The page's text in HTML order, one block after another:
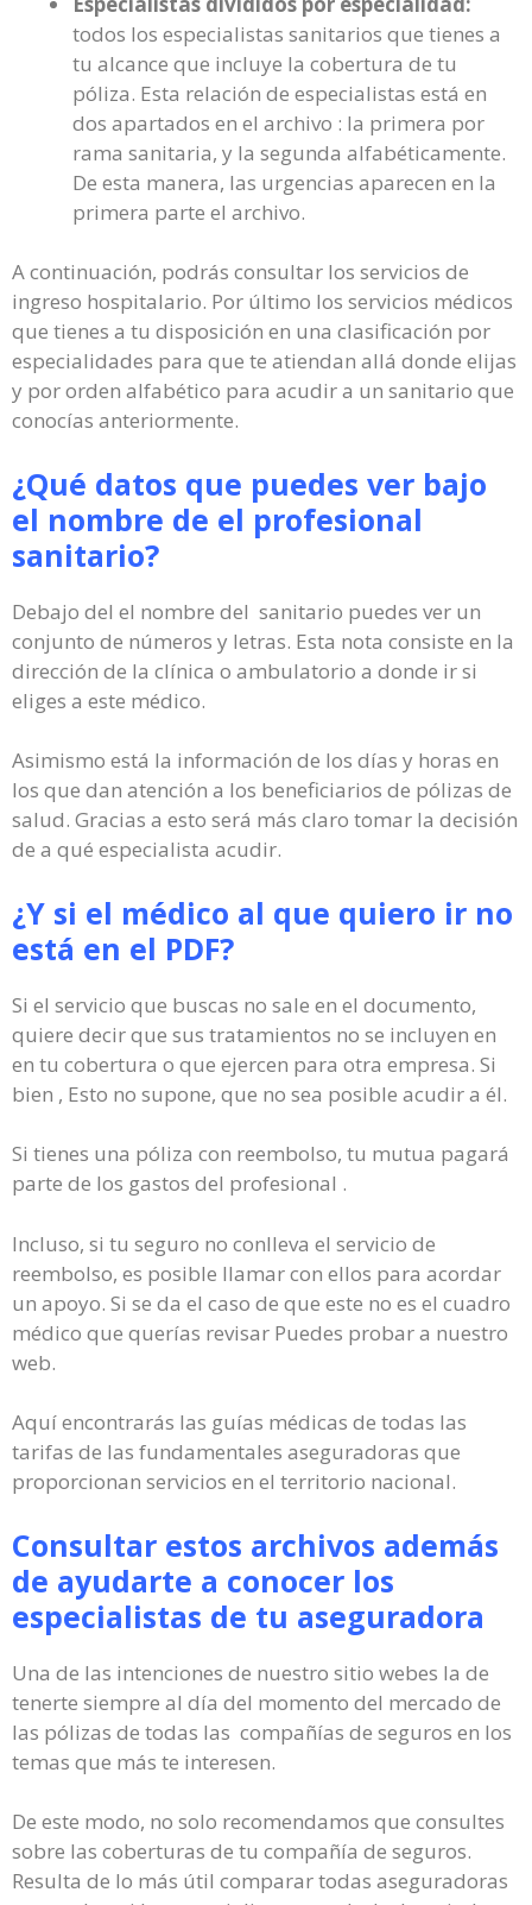
todos los especialistas sanitarios que tienes a
tu alcance que incluye la cobertura de tu
póliza. Esta relación de especialistas está en
dos apartados en el archivo : la primera por
rama sanitaria, y la segunda alfabéticamente.
De esta manera, las urgencias aparecen en la
primera parte el archivo.
A continuación, podrás consultar los servicios de
ingreso hospitalario. Por último los servicios médicos
que tienes a tu disposición en una clasificación por
especialidades para que te atiendan allá donde elijas
y por orden alfabético para acudir a un sanitario que
conocías anteriormente.
¿Qué datos que puedes ver bajo
el nombre de el profesional
sanitario?
Debajo del el nombre del sanitario puedes ver un
conjunto de números y letras. Esta nota consiste en la
dirección de la clínica o ambulatorio a donde ir si
eliges a este médico.
Asimismo está la información de los días y horas en
los que dan atención a los beneficiarios de pólizas de
salud. Gracias a esto será más claro tomar la decisión
de a qué especialista acudir.
¿Y si el médico al que quiero ir no
está en el PDF?
Si el servicio que buscas no sale en el documento,
quiere decir que sus tratamientos no se incluyen en
en tu cobertura o que ejercen para otra empresa. Si
bien , Esto no supone, que no sea posible acudir a él.
Si tienes una póliza con reembolso, tu mutua pagará
parte de los gastos del profesional .
Incluso, si tu seguro no conlleva el servicio de
reembolso, es posible llamar con ellos para acordar
un apoyo. Si se da el caso de que este no es el cuadro
médico que querías revisar Puedes probar a nuestro
web.
Aquí encontrarás las guías médicas de todas las
tarifas de las fundamentales aseguradoras que
proporcionan servicios en el territorio nacional.
Consultar estos archivos además
de ayudarte a conocer los
especialistas de tu aseguradora
Una de las intenciones de nuestro sitio webes la de
tenerte siempre al día del momento del mercado de
las pólizas de todas las compañías de seguros en los
temas que más te interesen.
De este modo, no solo recomendamos que consultes
sobre las coberturas de tu compañía de seguros.
Resulta de lo más útil comparar todas aseguradoras